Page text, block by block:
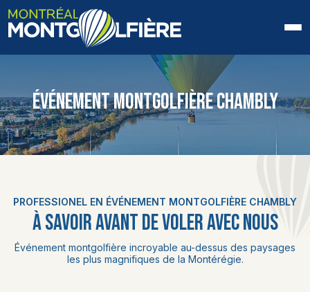
QUI SOMMES-NOUS
FAQ
PHOTOS ET VIDÉOS
CONTACT
ÉVÉNEMENT MONTGOLFIÈRE CHAMBLY
PROFESSIONEL EN ÉVÉNEMENT MONTGOLFIÈRE CHAMBLY
À SAVOIR AVANT DE VOLER AVEC NOUS
Événement montgolfière incroyable au-dessus des paysages
les plus magnifiques de la Montérégie.